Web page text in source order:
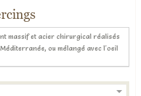
massif et acier chirurgical réalisés
ou mélangé avec l'oeil
